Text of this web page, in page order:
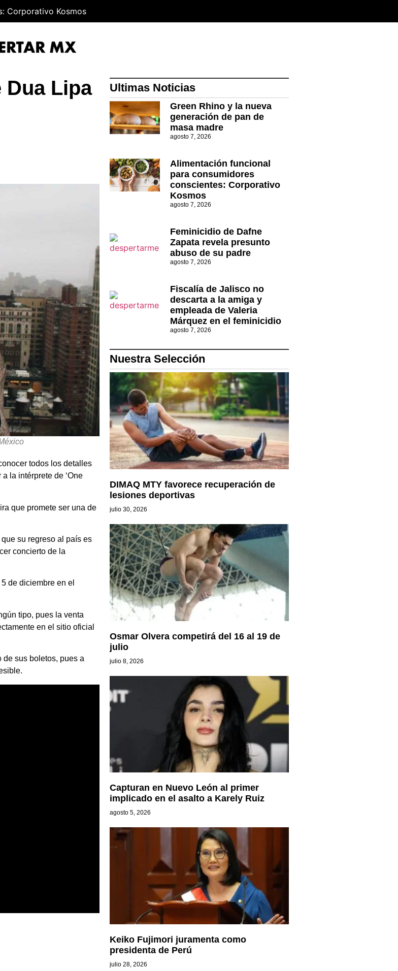
Corporativo Kosmos
Lipa
todos los detalles
la intérprete de ‘One
que promete ser una de
su regreso al país es
concierto de la
de diciembre en el
tipo, pues la venta
en el sitio oficial
de sus boletos, pues a
Ultimas Noticias
Green Rhino y la nueva
generación de pan de
masa madre
agosto 7, 2026
Alimentación funcional
para consumidores
conscientes: Corporativo
Kosmos
agosto 7, 2026
Feminicidio de Dafne
Zapata revela presunto
abuso de su padre
agosto 7, 2026
Fiscalía de Jalisco no
descarta a la amiga y
empleada de Valeria
Márquez en el feminicidio
agosto 7, 2026
Nuestra Selección
DIMAQ MTY favorece recuperación de
lesiones deportivas
julio 30, 2026
Osmar Olvera competirá del 16 al 19 de
julio
julio 8, 2026
Capturan en Nuevo León al primer
implicado en el asalto a Karely Ruiz
agosto 5, 2026
Keiko Fujimori juramenta como
presidenta de Perú
julio 28, 2026